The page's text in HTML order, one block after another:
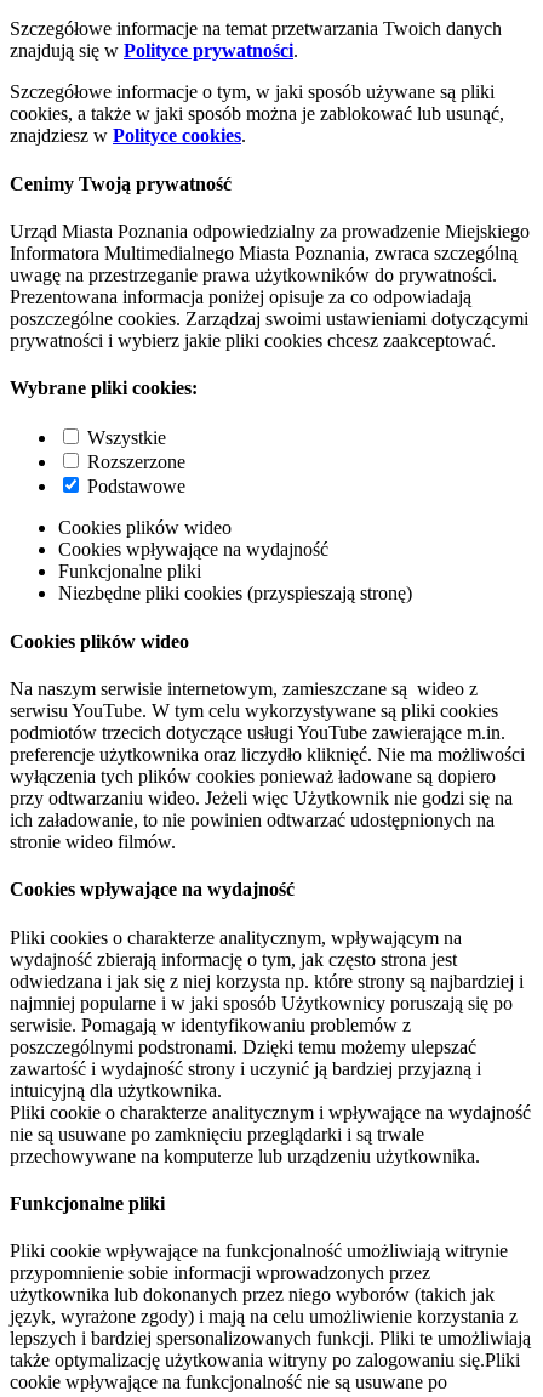
Szczegółowe informacje na temat przetwarzania Twoich danych
znajdują się w Polityce prywatności.
Szczegółowe informacje o tym, w jaki sposób używane są pliki
cookies, a także w jaki sposób można je zablokować lub usunąć,
znajdziesz w Polityce cookies.
Cenimy Twoją prywatność
Urząd Miasta Poznania odpowiedzialny za prowadzenie Miejskiego
Informatora Multimedialnego Miasta Poznania, zwraca szczególną
uwagę na przestrzeganie prawa użytkowników do prywatności.
Prezentowana informacja poniżej opisuje za co odpowiadają
poszczególne cookies. Zarządzaj swoimi ustawieniami dotyczącymi
prywatności i wybierz jakie pliki cookies chcesz zaakceptować.
Wybrane pliki cookies:
Wszystkie
Rozszerzone
Podstawowe
Cookies plików wideo
Cookies wpływające na wydajność
Funkcjonalne pliki
Niezbędne pliki cookies (przyspieszają stronę)
Cookies plików wideo
Na naszym serwisie internetowym, zamieszczane są wideo z
serwisu YouTube. W tym celu wykorzystywane są pliki cookies
podmiotów trzecich dotyczące usługi YouTube zawierające m.in.
preferencje użytkownika oraz liczydło kliknięć. Nie ma możliwości
wyłączenia tych plików cookies ponieważ ładowane są dopiero
przy odtwarzaniu wideo. Jeżeli więc Użytkownik nie godzi się na
ich załadowanie, to nie powinien odtwarzać udostępnionych na
stronie wideo filmów.
Cookies wpływające na wydajność
Pliki cookies o charakterze analitycznym, wpływającym na
wydajność zbierają informację o tym, jak często strona jest
odwiedzana i jak się z niej korzysta np. które strony są najbardziej i
najmniej popularne i w jaki sposób Użytkownicy poruszają się po
serwisie. Pomagają w identyfikowaniu problemów z
poszczególnymi podstronami. Dzięki temu możemy ulepszać
zawartość i wydajność strony i uczynić ją bardziej przyjazną i
intuicyjną dla użytkownika.
Pliki cookie o charakterze analitycznym i wpływające na wydajność
nie są usuwane po zamknięciu przeglądarki i są trwale
przechowywane na komputerze lub urządzeniu użytkownika.
Funkcjonalne pliki
Pliki cookie wpływające na funkcjonalność umożliwiają witrynie
przypomnienie sobie informacji wprowadzonych przez
użytkownika lub dokonanych przez niego wyborów (takich jak
język, wyrażone zgody) i mają na celu umożliwienie korzystania z
lepszych i bardziej spersonalizowanych funkcji. Pliki te umożliwiają
także optymalizację użytkowania witryny po zalogowaniu się.Pliki
cookie wpływające na funkcjonalność nie są usuwane po